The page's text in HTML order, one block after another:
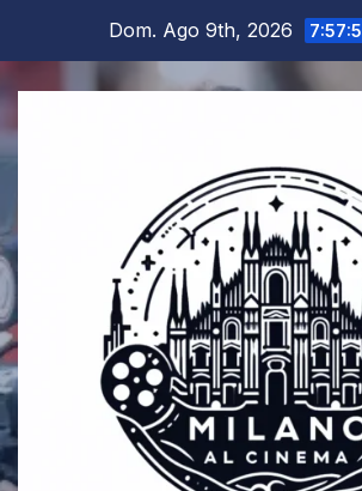
contenuto
Dom. Ago 9th, 2026